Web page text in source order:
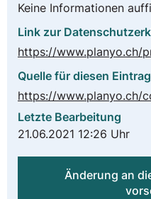
Keine Informationen
Link zur
https://www.planyo.ch/
Quelle für diesen
https://www.planyo.ch/
Letzte Bearbeitung
21.06.2021 12:26 Uhr
Änderung an